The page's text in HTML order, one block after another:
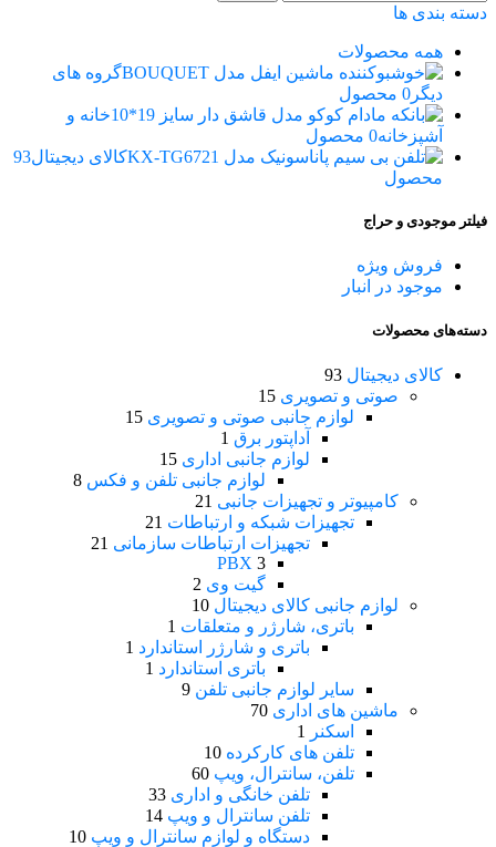
دسته بندی ها
همه محصولات
گروه های
دیگر 0 محصول
خانه و
آشپزخانه0 محصول
کالای دیجیتال93
محصول
فیلتر موجودی و حراج
فروش ویژه
موجود در انبار
دسته‌های محصولات
کالای دیجیتال 93
صوتی و تصویری 15
لوازم جانبی صوتی و تصویری 15
آداپتور برق 1
لوازم جانبی اداری 15
لوازم جانبی تلفن و فکس 8
کامپیوتر و تجهیزات جانبی 21
تجهیزات شبکه و ارتباطات 21
تجهیزات ارتباطات سازمانی 21
PBX 3
گیت وی 2
لوازم جانبی کالای دیجیتال 10
باتری، شارژر و متعلقات 1
باتری و شارژر استاندارد 1
باتری استاندارد 1
سایر لوازم جانبی تلفن 9
ماشین های اداری 70
اسکنر
1
تلفن های کارکرده 10
تلفن، سانترال، ویپ 60
تلفن خانگی و اداری 33
تلفن سانترال و ویپ 14
دستگاه و لوازم سانترال و ویپ 10